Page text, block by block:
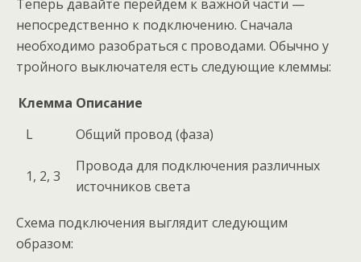
Теперь давайте перейдем к важной части —
непосредственно к подключению. Сначала
необходимо разобраться с проводами. Обычно у
тройного выключателя есть следующие клеммы:
Клемма Описание
L
Общий провод (фаза)
1, 2, 3
Провода для подключения различных
источников света
Схема подключения выглядит следующим
образом: